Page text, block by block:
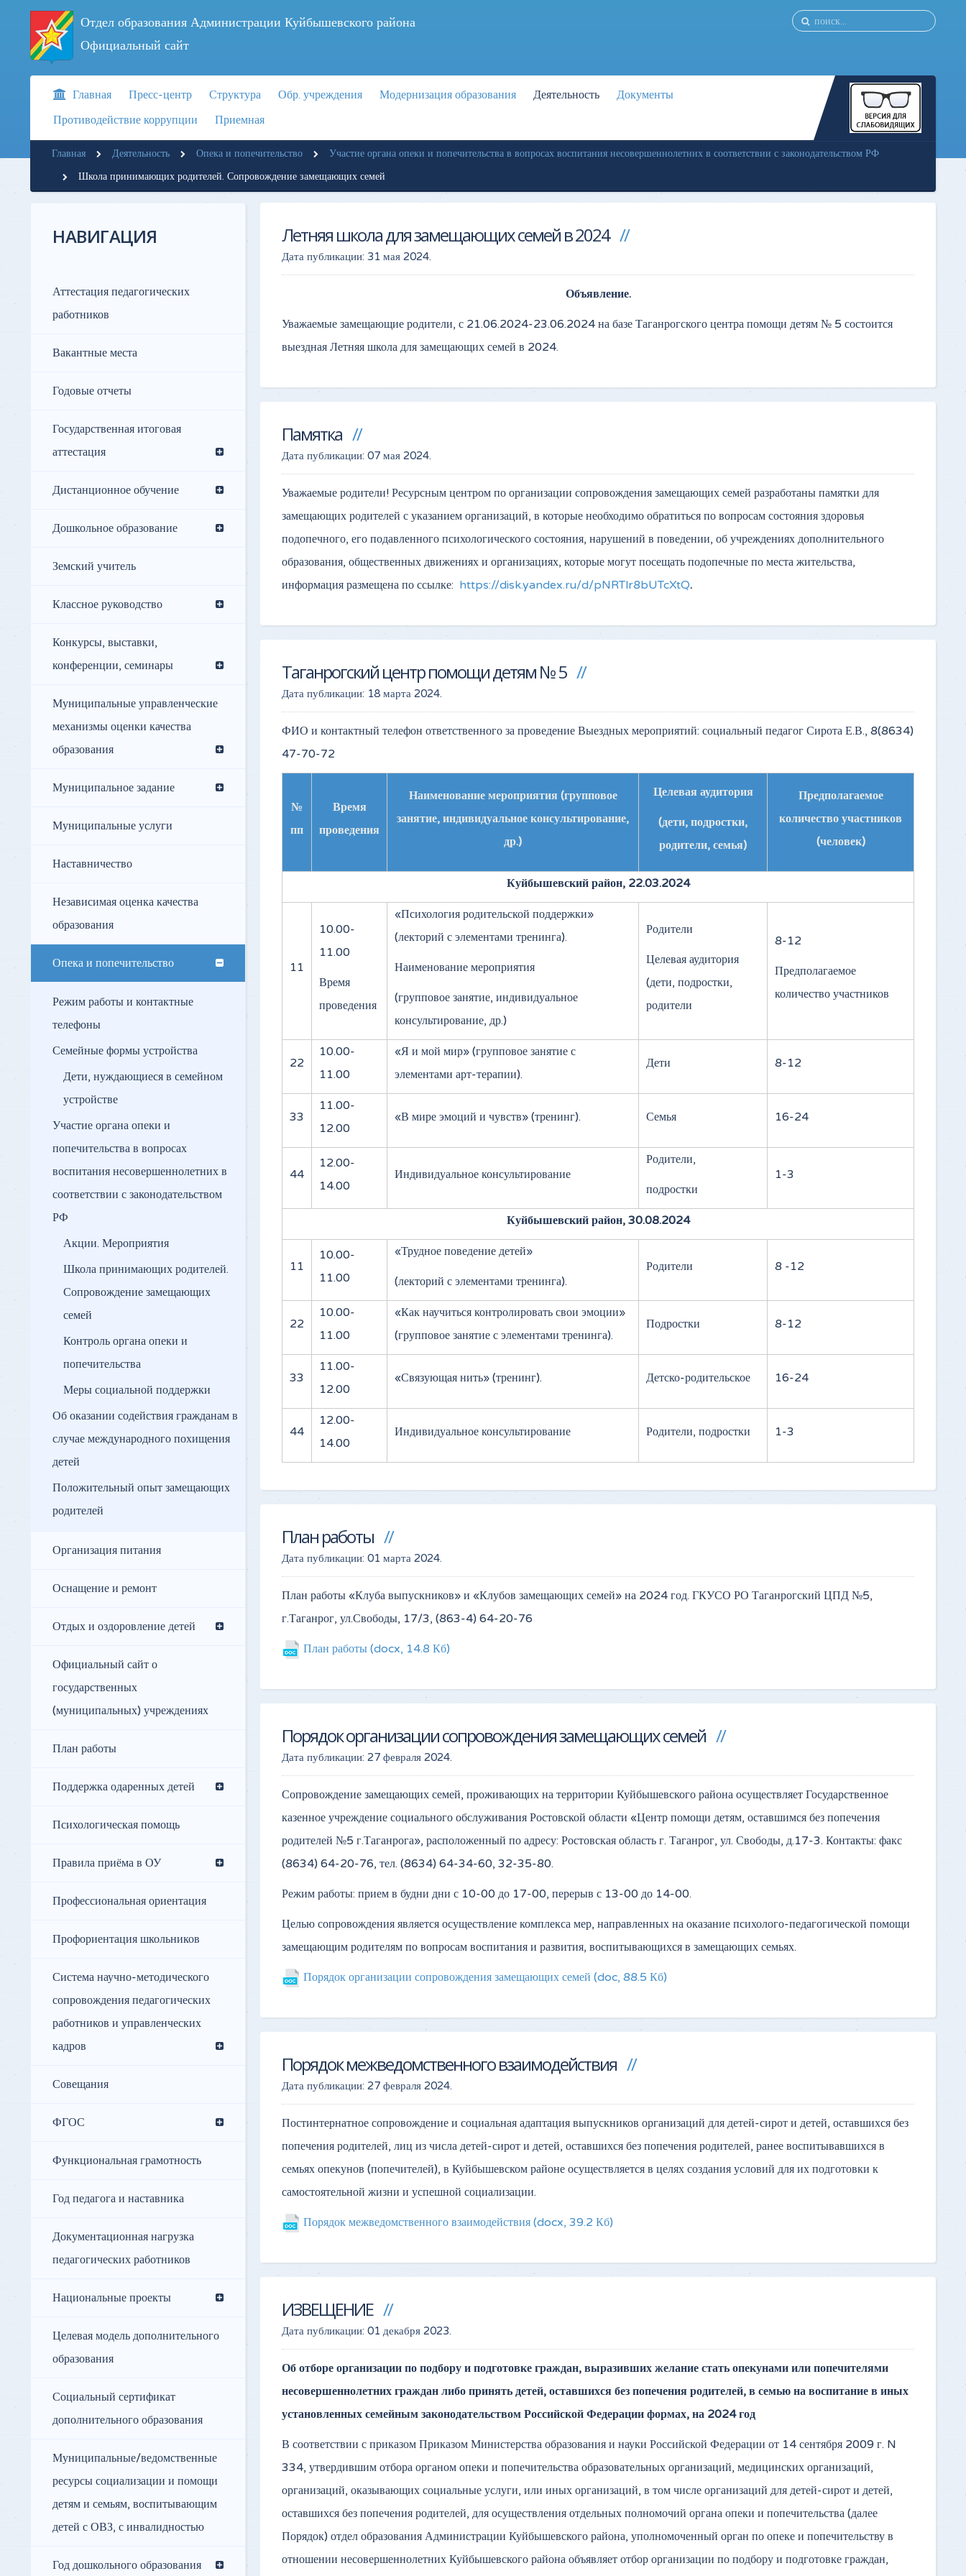
Отдел образования Администрации Куйбышевского района
Официальный сайт
Главная Пресс-центр Структура Обр. учреждения Модернизация образования Деятельность
Документы
Противодействие коррупции
Приемная
Главная Деятельность Опека и попечительство
Участие органа опеки и попечительства в вопросах воспитания несовершеннолетних в соответствии с законодательством РФ
Школа принимающих родителей. Сопровождение замещающих семей
Летняя школа для замещающих семей в 2024
Дата публикации: 31 мая 2024.
Объявление.
Уважаемые замещающие родители, с 21.06.2024-23.06.2024 на базе Таганрогского центра помощи детям № 5 состоится
выездная Летняя школа для замещающих семей в 2024.
Памятка
Дата публикации: 07 мая 2024.
Уважаемые родители! Ресурсным центром по организации сопровождения замещающих семей разработаны памятки для
замещающих родителей с указанием организаций, в которые необходимо обратиться по вопросам состояния здоровья
подопечного, его подавленного психологического состояния, нарушений в поведении, об учреждениях дополнительного
образования, общественных движениях и организациях, которые могут посещать подопечные по места жительства,
информация размещена по ссылке: https://disk.yandex.ru/d/pNRTlr8bUTcXtQ.
Таганрогский центр помощи детям № 5
Дата публикации: 18 марта 2024.
ФИО и контактный телефон ответственного за проведение Выездных мероприятий: социальный педагог Сирота Е.В., 8(8634)
47-70-72
№
пп
Время
проведения
Наименование мероприятия (групповое
занятие, индивидуальное консультирование,
др.)
Целевая аудитория
(дети, подростки,
родители, семья)
Предполагаемое
количество участников
(человек)
Куйбышевский район, 22.03.2024
11
10.00-
11.00
Время
проведения
«Психология родительской поддержки»
(лекторий с элементами тренинга).
Наименование мероприятия
(групповое занятие, индивидуальное
консультирование, др.)
Родители
Целевая аудитория
(дети, подростки,
родители
8-12
Предполагаемое
количество участников
22
10.00-
11.00
«Я и мой мир» (групповое занятие с
элементами арт-терапии).
Дети 8-12
33
11.00-
12.00
«В мире эмоций и чувств» (тренинг). Семья 16-24
44
12.00-
14.00
Индивидуальное консультирование
Родители,
подростки
1-3
Куйбышевский район, 30.08.2024
11
10.00-
11.00
«Трудное поведение детей»
(лекторий с элементами тренинга).
Родители 8 -12
22
10.00-
11.00
«Как научиться контролировать свои эмоции»
(групповое занятие с элементами тренинга).
Подростки 8-12
33
11.00-
12.00
«Связующая нить» (тренинг). Детско-родительское 16-24
44
12.00-
14.00
Индивидуальное консультирование Родители, подростки 1-3
План работы
Дата публикации: 01 марта 2024.
План работы «Клуба выпускников» и «Клубов замещающих семей» на 2024 год. ГКУСО РО Таганрогский ЦПД №5,
г.Таганрог, ул.Свободы, 17/3, (863-4) 64-20-76
План работы (docx, 14.8 Кб)
Порядок организации сопровождения замещающих семей
Дата публикации: 27 февраля 2024.
Сопровождение замещающих семей, проживающих на территории Куйбышевского района осуществляет Государственное
казенное учреждение социального обслуживания Ростовской области «Центр помощи детям, оставшимся без попечения
родителей №5 г.Таганрога», расположенный по адресу: Ростовская область г. Таганрог, ул. Свободы, д.17-3. Контакты: факс
(8634) 64-20-76, тел. (8634) 64-34-60, 32-35-80.
Режим работы: прием в будни дни с 10-00 до 17-00, перерыв с 13-00 до 14-00.
Целью сопровождения является осуществление комплекса мер, направленных на оказание психолого-педагогической помощи
замещающим родителям по вопросам воспитания и развития, воспитывающихся в замещающих семьях.
Порядок организации сопровождения замещающих семей (doc, 88.5 Кб)
Порядок межведомственного взаимодействия
Дата публикации: 27 февраля 2024.
Постинтернатное сопровождение и социальная адаптация выпускников организаций для детей-сирот и детей, оставшихся без
попечения родителей, лиц из числа детей-сирот и детей, оставшихся без попечения родителей, ранее воспитывавшихся в
семьях опекунов (попечителей), в Куйбышевском районе осуществляется в целях создания условий для их подготовки к
самостоятельной жизни и успешной социализации.
Порядок межведомственного взаимодействия (docx, 39.2 Кб)
ИЗВЕЩЕНИЕ
Дата публикации: 01 декабря 2023.
Об отборе организации по подбору и подготовке граждан, выразивших желание стать опекунами или попечителями
несовершеннолетних граждан либо принять детей, оставшихся без попечения родителей, в семью на воспитание в иных
установленных семейным законодательством Российской Федерации формах, на 2024 год
В соответствии с приказом Приказом Министерства образования и науки Российской Федерации от 14 сентября 2009 г. N
334, утвердившим отбора органом опеки и попечительства образовательных организаций, медицинских организаций,
организаций, оказывающих социальные услуги, или иных организаций, в том числе организаций для детей-сирот и детей,
оставшихся без попечения родителей, для осуществления отдельных полномочий органа опеки и попечительства (далее
Порядок) отдел образования Администрации Куйбышевского района, уполномоченный орган по опеке и попечительству в
отношении несовершеннолетних Куйбышевского района объявляет отбор организации по подбору и подготовке граждан,
НАВИГАЦИЯ
Аттестация педагогических
работников
Вакантные места
Годовые отчеты
Государственная итоговая
аттестация
Дистанционное обучение
Дошкольное образование
Земский учитель
Классное руководство
Конкурсы, выставки,
конференции, семинары
Муниципальные управленческие
механизмы оценки качества
образования
Муниципальное задание
Муниципальные услуги
Наставничество
Независимая оценка качества
образования
Опека и попечительство
Режим работы и контактные
телефоны
Семейные формы устройства
Дети, нуждающиеся в семейном
устройстве
Участие органа опеки и
попечительства в вопросах
воспитания несовершеннолетних в
соответствии с законодательством
РФ
Акции. Мероприятия
Школа принимающих родителей.
Сопровождение замещающих
семей
Контроль органа опеки и
попечительства
Меры социальной поддержки
Об оказании содействия гражданам в
случае международного похищения
детей
Положительный опыт замещающих
родителей
Организация питания
Оснащение и ремонт
Отдых и оздоровление детей
Официальный сайт о
государственных
(муниципальных) учреждениях
План работы
Поддержка одаренных детей
Психологическая помощь
Правила приёма в ОУ
Профессиональная ориентация
Профориентация школьников
Система научно-методического
сопровождения педагогических
работников и управленческих
кадров
Совещания
ФГОС
Функциональная грамотность
Год педагога и наставника
Документационная нагрузка
педагогических работников
Национальные проекты
Целевая модель дополнительного
образования
Социальный сертификат
дополнительного образования
Муниципальные/ведомственные
ресурсы социализации и помощи
детям и семьям, воспитывающим
детей с ОВЗ, с инвалидностью
Год дошкольного образования